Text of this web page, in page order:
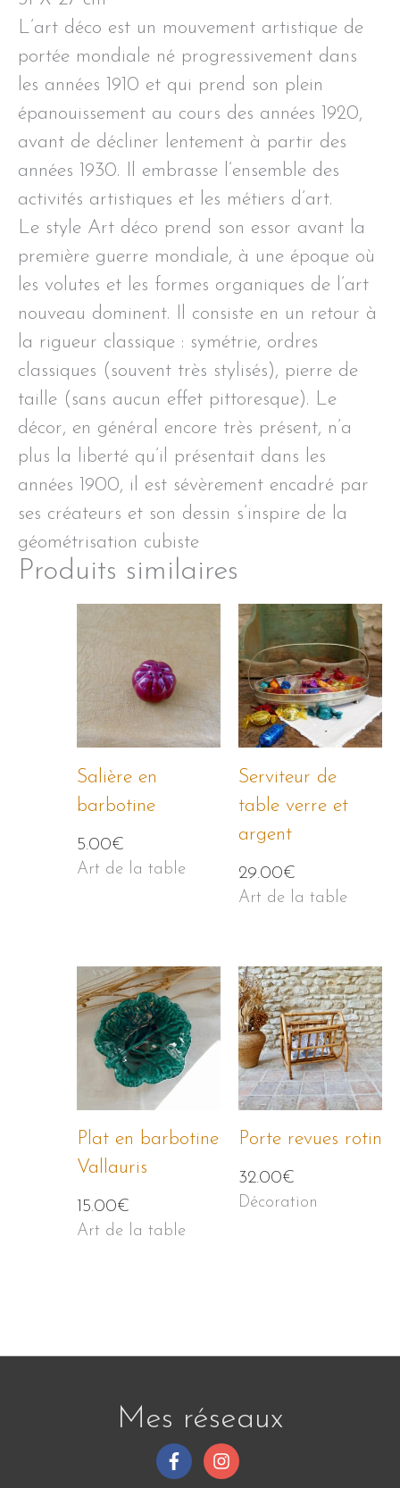
L’art déco est un mouvement artistique de
portée mondiale né progressivement dans
les années 1910 et qui prend son plein
épanouissement au cours des années 1920,
avant de décliner lentement à partir des
années 1930. Il embrasse l’ensemble des
activités artistiques et les métiers d’art.
Le style Art déco prend son essor avant la
première guerre mondiale, à une époque où
les volutes et les formes organiques de l’art
nouveau dominent. Il consiste en un retour à
la rigueur classique : symétrie, ordres
classiques (souvent très stylisés), pierre de
taille (sans aucun effet pittoresque). Le
décor, en général encore très présent, n’a
plus la liberté qu’il présentait dans les
années 1900, il est sévèrement encadré par
ses créateurs et son dessin s’inspire de la
géométrisation cubiste
Produits similaires
Salière en
barbotine
5.00€
Art de la table
Serviteur de
table verre et
argent
29.00€
Art de la table
Plat en barbotine
Vallauris
15.00€
Art de la table
Porte revues rotin
32.00€
Décoration
Mes réseaux